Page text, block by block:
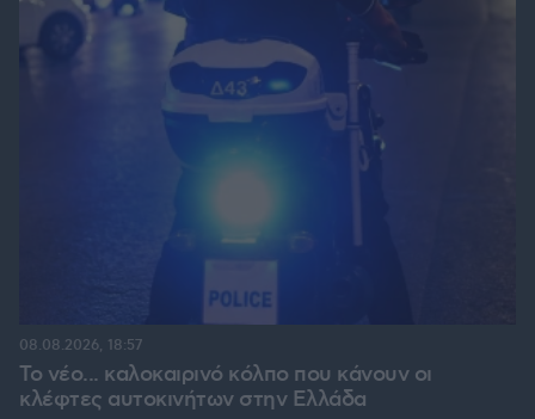
Το νέο... καλοκαιρινό κόλπο που κάνουν οι
κλέφτες αυτοκινήτων στην Ελλάδα
08.08.2026, 18:57